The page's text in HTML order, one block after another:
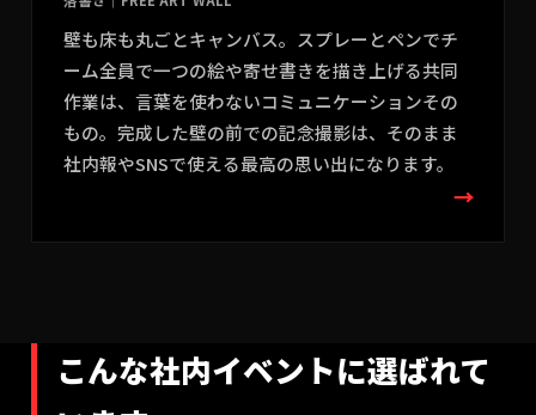
壁も床も丸ごとキャンバス。スプレーとペンでチ
ーム全員で一つの絵や寄せ書きを描き上げる共同
作業は、言葉を使わないコミュニケーションその
もの。完成した壁の前での記念撮影は、そのまま
社内報やSNSで使える最高の思い出になります。
→
こんな社内イベントに選ばれて